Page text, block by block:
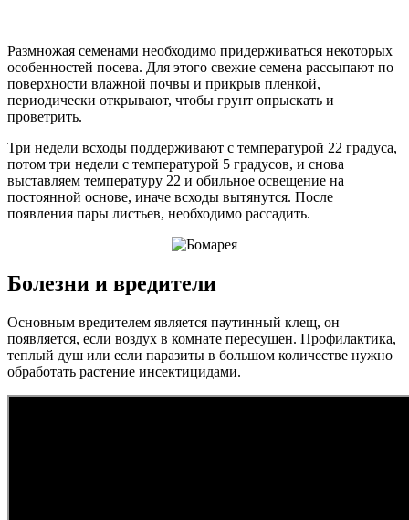
Размножая семенами необходимо придерживаться некоторых
особенностей посева. Для этого свежие семена рассыпают по
поверхности влажной почвы и прикрыв пленкой,
периодически открывают, чтобы грунт опрыскать и
проветрить.
Три недели всходы поддерживают с температурой 22 градуса,
потом три недели с температурой 5 градусов, и снова
выставляем температуру 22 и обильное освещение на
постоянной основе, иначе всходы вытянутся. После
появления пары листьев, необходимо рассадить.
Болезни и вредители
Основным вредителем является паутинный клещ, он
появляется, если воздух в комнате пересушен. Профилактика,
теплый душ или если паразиты в большом количестве нужно
обработать растение инсектицидами.